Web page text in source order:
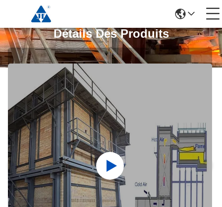
Détails Des Produits